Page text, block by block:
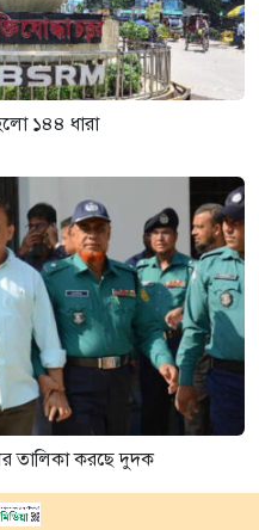
হলো ১৪৪ ধারা
তালিকা করছে দুদক